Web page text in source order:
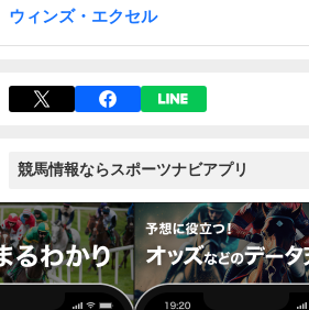
ウィンズ・エクセル
競馬情報ならスポーツナビアプリ